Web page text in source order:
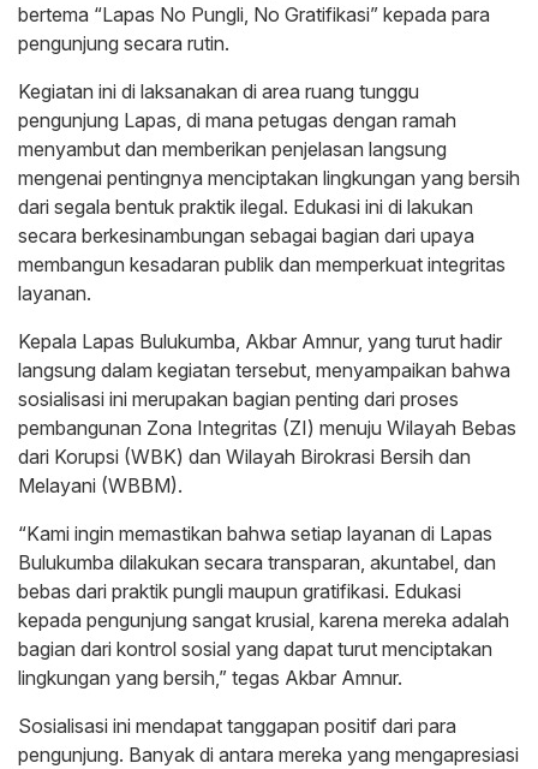
bertema “Lapas No Pungli, No Gratifikasi” kepada para
pengunjung secara rutin.
Kegiatan ini di laksanakan di area ruang tunggu
pengunjung Lapas, di mana petugas dengan ramah
menyambut dan memberikan penjelasan langsung
mengenai pentingnya menciptakan lingkungan yang bersih
dari segala bentuk praktik ilegal. Edukasi ini di lakukan
secara berkesinambungan sebagai bagian dari upaya
membangun kesadaran publik dan memperkuat integritas
layanan.
Kepala Lapas Bulukumba, Akbar Amnur, yang turut hadir
langsung dalam kegiatan tersebut, menyampaikan bahwa
sosialisasi ini merupakan bagian penting dari proses
pembangunan Zona Integritas (ZI) menuju Wilayah Bebas
dari Korupsi (WBK) dan Wilayah Birokrasi Bersih dan
Melayani (WBBM).
“Kami ingin memastikan bahwa setiap layanan di Lapas
Bulukumba dilakukan secara transparan, akuntabel, dan
bebas dari praktik pungli maupun gratifikasi. Edukasi
kepada pengunjung sangat krusial, karena mereka adalah
bagian dari kontrol sosial yang dapat turut menciptakan
lingkungan yang bersih,” tegas Akbar Amnur.
Sosialisasi ini mendapat tanggapan positif dari para
pengunjung. Banyak di antara mereka yang mengapresiasi